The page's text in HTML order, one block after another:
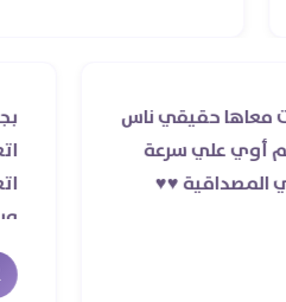
اتعاملت معاها حقيقي ناس
شكرا ليكم أوي علي سرعة
وعلي المصداقية ♥️♥️‏